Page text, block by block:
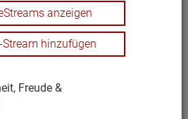
STEHT
Marktplatz
anzeigen
Stream hinzufügen
Freude &